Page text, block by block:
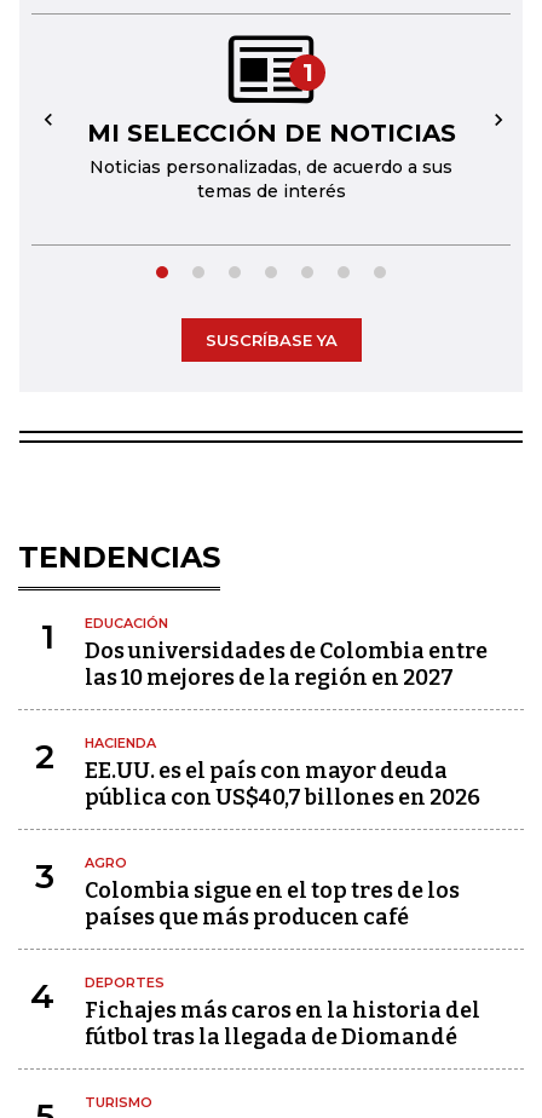
1
MI SELECCIÓN DE NOTICIAS
Noticias personalizadas, de acuerdo a sus
temas de interés
← →
SUSCRÍBASE YA
TENDENCIAS
1 EDUCACIÓN
Dos universidades de Colombia entre
las 10 mejores de la región en 2027
2 HACIENDA
EE.UU. es el país con mayor deuda
pública con US$40,7 billones en 2026
3 AGRO
Colombia sigue en el top tres de los
países que más producen café
4 DEPORTES
Fichajes más caros en la historia del
fútbol tras la llegada de Diomandé
TURISMO